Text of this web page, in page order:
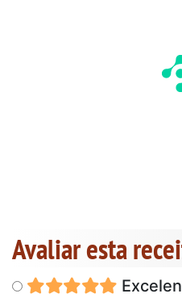
Avaliar esta